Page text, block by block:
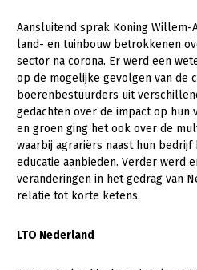
Vleesveehouderij
Bestuur en Directie
Medewerkers
Vakgroepbestuurders
Jaarverslag 2023
Vacatures
Pers
Contact
Aansluitend sprak Koning
land- en tuinbouw betrokkenen
sector na corona. Er werd een
op de mogelijke gevolgen van de
boerenbestuurders uit
gedachten over de impact op hun
en groen ging het ook over de
waarbij agrariërs naast hun
educatie aanbieden. Verder werd
veranderingen in het gedrag van
relatie tot korte ketens.
LTO Nederland